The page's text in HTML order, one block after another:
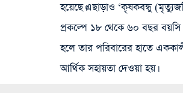
হয়েছে।এছাড়াও ‘কৃষকবন্ধু
প্রকল্পে ১৮ থেকে ৬০ বছর
হলে তার পরিবারের হাতে
আর্থিক সহায়তা দেওয়া হয়।